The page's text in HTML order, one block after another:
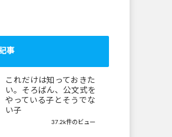
事
これだけは知っておきた
い。そろばん、公文式を
やっている子とそうでな
い子
37.2k件のビュー